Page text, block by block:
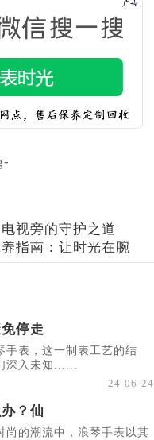
视旁的守护之道
指南：让时光在腕
停走
手表，这一制表工艺的结
深入未知......
24-06-24
？仙
尚的潮流中，浪琴手表以其